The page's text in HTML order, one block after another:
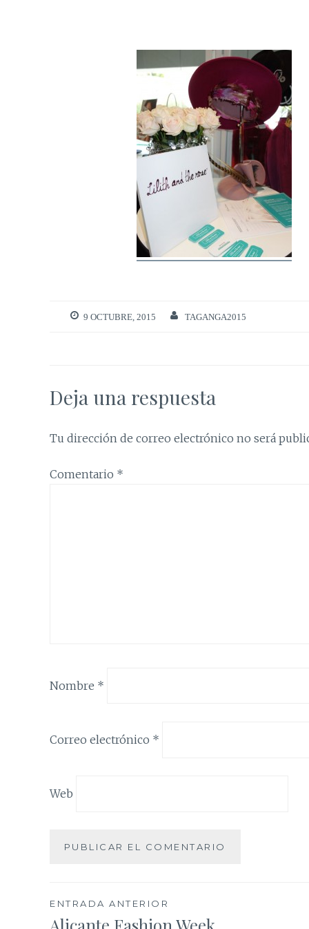
9 OCTUBRE, 2015 TAGANGA2015
Deja una respuesta
Tu dirección de correo electrónico no será
Comentario *
Nombre *
Correo electrónico *
Web
Navegación
ENTRADA ANTERIOR